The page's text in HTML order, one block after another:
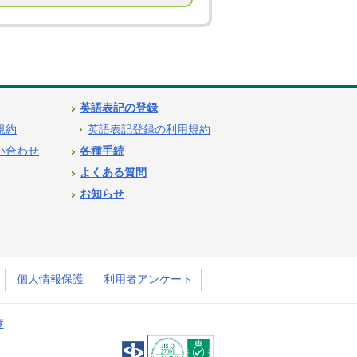
約
合わせ
英語表記の登録
英語表記登録の利用規約
各種手続
よくある質問
お知らせ
個人情報保護 利用者アンケート